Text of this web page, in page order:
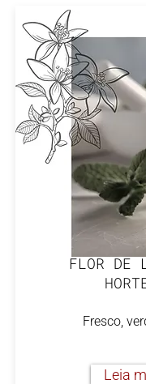
FLOR DE
Fresco,
Leia